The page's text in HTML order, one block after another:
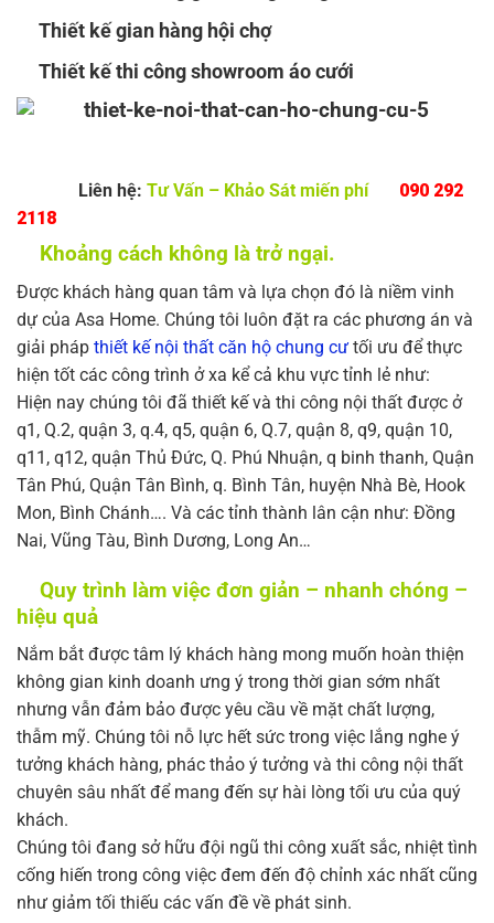
Thiết kế gian hàng hội chợ
Thiết kế thi công showroom áo cưới
Liên hệ: Tư Vấn – Khảo Sát miến phí
090 292
2118
Khoảng cách không là trở ngại.
Được khách hàng quan tâm và lựa chọn đó là niềm vinh
dự của Asa Home. Chúng tôi luôn đặt ra các phương án và
giải pháp thiết kế nội thất căn hộ chung cư tối ưu để thực
hiện tốt các công trình ở xa kể cả khu vực tỉnh lẻ như:
Hiện nay chúng tôi đã thiết kế và thi công nội thất được ở
q1, Q.2, quận 3, q.4, q5, quận 6, Q.7, quận 8, q9, quận 10,
q11, q12, quận Thủ Đức, Q. Phú Nhuận, q binh thanh, Quận
Tân Phú, Quận Tân Bình, q. Bình Tân, huyện Nhà Bè, Hook
Mon, Bình Chánh…. Và các tỉnh thành lân cận như: Đồng
Nai, Vũng Tàu, Bình Dương, Long An…
Quy trình làm việc đơn giản – nhanh chóng –
hiệu quả
Nắm bắt được tâm lý khách hàng mong muốn hoàn thiện
không gian kinh doanh ưng ý trong thời gian sớm nhất
nhưng vẫn đảm bảo được yêu cầu về mặt chất lượng,
thẫm mỹ. Chúng tôi nỗ lực hết sức trong việc lắng nghe ý
tưởng khách hàng, phác thảo ý tưởng và thi công nội thất
chuyên sâu nhất để mang đến sự hài lòng tối ưu của quý
khách.
Chúng tôi đang sở hữu đội ngũ thi công xuất sắc, nhiệt tình
cống hiến trong công việc đem đến độ chỉnh xác nhất cũng
như giảm tối thiếu các vấn đề về phát sinh.